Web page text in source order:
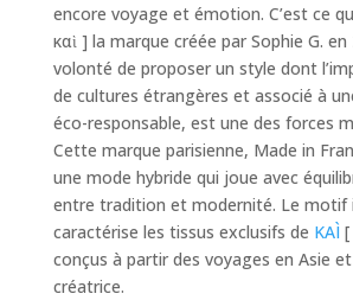
encore voyage et émotion. C’est ce
καὶ ] la marque créée par Sophie G.
volonté de proposer un style dont
de cultures étrangères et associé à
éco-responsable, est une des forces
Cette marque parisienne, Made in
une mode hybride qui joue avec
entre tradition et modernité. Le motif
caractérise les tissus exclusifs de KAÌ [
conçus à partir des voyages en Asie
créatrice.